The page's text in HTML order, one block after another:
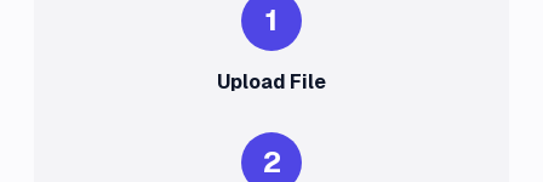
1
Upload File
2